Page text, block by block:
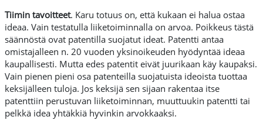
Tiimin tavoitteet. Karu totuus on, että kukaan ei halua ostaa
ideaa. Vain testatulla liiketoiminnalla on arvoa. Poikkeus tästä
säännöstä ovat patentilla suojatut ideat. Patentti antaa
omistajalleen n. 20 vuoden yksinoikeuden hyödyntää ideaa
kaupallisesti. Mutta edes patentit eivät juurikaan käy kaupaksi.
Vain pienen pieni osa patenteilla suojatuista ideoista tuottaa
keksijälleen tuloja. Jos keksijä sen sijaan rakentaa itse
patenttiin perustuvan liiketoiminnan, muuttuukin patentti tai
pelkkä idea yhtäkkiä hyvinkin arvokkaaksi.